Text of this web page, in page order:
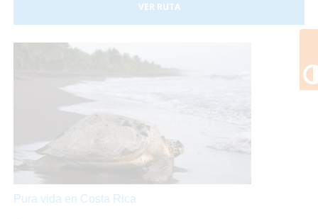
a nuestra disposición nos darán las garantías necesarias
para disfrutar de esta experiencia plenamente.
VER RUTA
Pura vida en Costa Rica